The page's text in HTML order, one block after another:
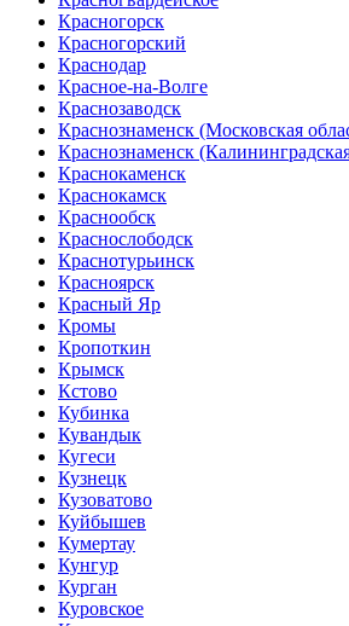
Красногорск
Красногорский
Краснодар
Красное-на-Волге
Краснозаводск
Краснознаменск (Московская
Краснознаменск
Краснокаменск
Краснокамск
Краснообск
Краснослободск
Краснотурьинск
Красноярск
Красный Яр
Кромы
Кропоткин
Крымск
Кстово
Кубинка
Кувандык
Кугеси
Кузнецк
Кузоватово
Куйбышев
Кумертау
Кунгур
Курган
Куровское